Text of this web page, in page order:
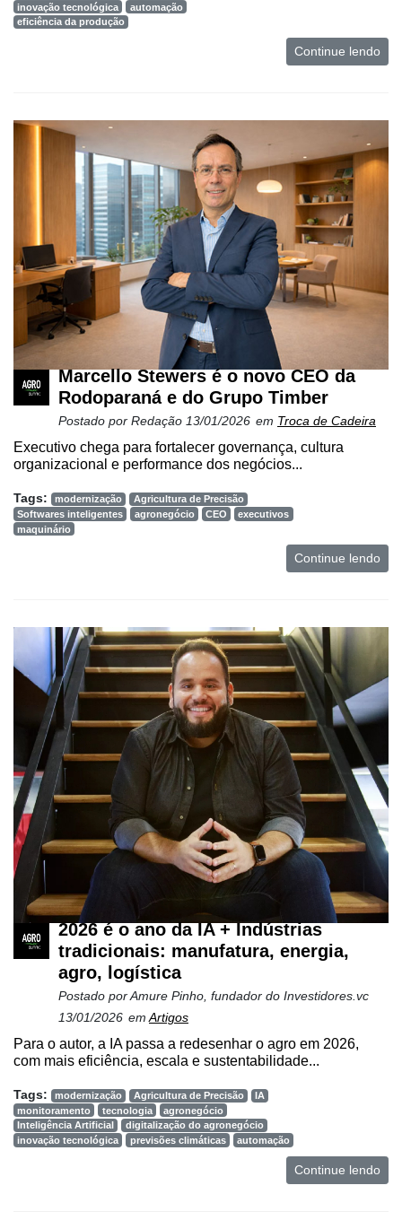
inovação tecnológica
automação
eficiência da produção
Continue lendo
Marcello Stewers é o novo CEO da
Rodoparaná e do Grupo Timber
Postado por Redação 13/01/2026 em Troca de Cadeira
Executivo chega para fortalecer governança, cultura
organizacional e performance dos negócios...
Tags: modernização
Agricultura de Precisão
Softwares inteligentes
agronegócio CEO
executivos
maquinário
Continue lendo
2026 é o ano da IA + Indústrias
tradicionais: manufatura, energia,
agro, logística
Postado porAmure Pinho, fundador do Investidores.vc
13/01/2026 emArtigos
Para o autor, a IA passa a redesenhar o agro em 2026,
com mais eficiência, escala e sustentabilidade...
Tags: modernização Agricultura de Precisão
IA
monitoramento
tecnologia
agronegócio
Inteligência Artificial
digitalização do agronegócio
inovação tecnológica
previsões climáticas automação
Continue lendo